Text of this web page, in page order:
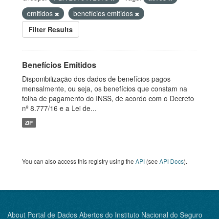
emitidos
benefícios emitidos
Filter Results
Benefícios Emitidos
Disponibilização dos dados de benefícios pagos
mensalmente, ou seja, os benefícios que constam na
folha de pagamento do INSS, de acordo com o Decreto
nº 8.777/16 e a Lei de...
ZIP
You can also access this registry using the API (see API Docs).
About Portal de Dados Abertos do Instituto Nacional do Seguro